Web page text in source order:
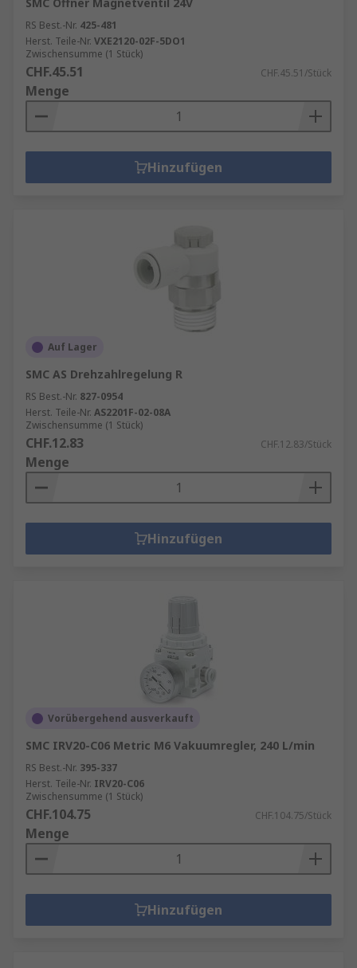
RS Best.-Nr. 425-481
Herst. Teile-Nr. VXE2120-02F-5DO1
Zwischensumme (1 Stück)
CHF.45.51 CHF.45.51/Stück
Menge
Hinzufügen
Auf Lager
SMC AS Drehzahlregelung R
RS Best.-Nr. 827-0954
Herst. Teile-Nr. AS2201F-02-08A
Zwischensumme (1 Stück)
CHF.12.83 CHF.12.83/Stück
Menge
Hinzufügen
Vorübergehend ausverkauft
SMC IRV20-C06 Metric M6 Vakuumregler, 240 L/min
RS Best.-Nr. 395-337
Herst. Teile-Nr. IRV20-C06
Zwischensumme (1 Stück)
CHF.104.75 CHF.104.75/Stück
Menge
Hinzufügen